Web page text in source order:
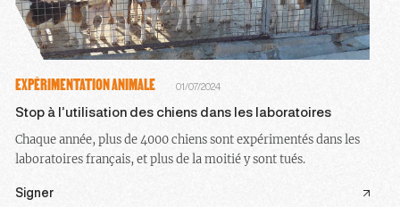
EXPÉRIMENTATION ANIMALE 01/07/2024
Stop à l’utilisation des chiens dans les laboratoires
Chaque année, plus de 4000 chiens sont expérimentés dans les
laboratoires français, et plus de la moitié y sont tués.
Signer